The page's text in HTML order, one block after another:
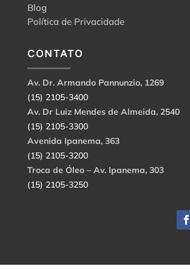
Blog
Política de Privacidade
CONTATO
Av. Dr. Armando Pannunzio, 1269
(15) 2105-3400
Av. Dr Luiz Mendes de Almeida, 2540
(15) 2105-3300
Avenida Ipanema, 363
(15) 2105-3200
Troca de Óleo – Av. Ipanema, 303
(15) 2105-3250